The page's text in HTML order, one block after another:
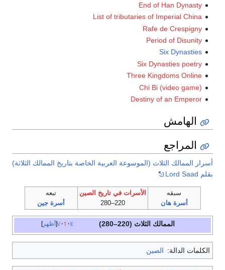
End of Han Dynasty
List of tributaries of Imperial China
Rafe de Crespigny
Period of Disunity
Six Dynasties
Six Dynasties poetry
Three Kingdoms Online
Chi Bi (video game)
Destiny of an Emperor
الهامش
المراجع
أسرار الممالك الثلاث (الموسوعة العربية الخاصة بتاريخ الممالك الثلاثة)
بقلم Lord Saad
سبقه
أسرة هان
الأسرات في تاريخ الصين
220–280
تبعه
أسرة جين
أظهر v t e الممالك الثلاث (220–280)
الكلمات الدالة: الصين